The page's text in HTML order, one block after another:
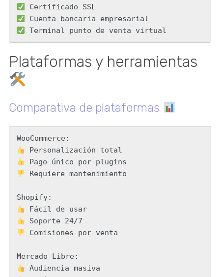
Terminal punto de venta virtual
Plataformas y herramientas
Comparativa de plataformas
Requiere mantenimiento
Comisiones por venta